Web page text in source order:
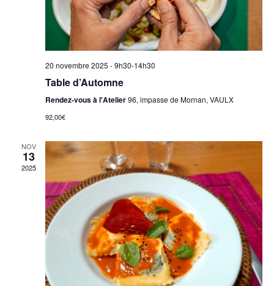
20 novembre 2025 - 9h30-14h30
Table d’Automne
Rendez-vous à l'Atelier96, impasse de Mornan, VAULX
92,00€
NOV
13
2025